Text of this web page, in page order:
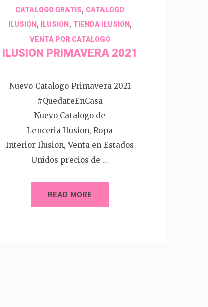
CATALOGO GRATIS, CATALOGO
ILUSION, ILUSION, TIENDA ILUSION,
VENTA POR CATALOGO
ILUSION PRIMAVERA 2021
Nuevo Catalogo Primavera 2021
#QuedateEnCasa
Nuevo Catalogo de
Lenceria Ilusion, Ropa
Interior Ilusion, Venta en Estados
Unidos precios de …
READ MORE